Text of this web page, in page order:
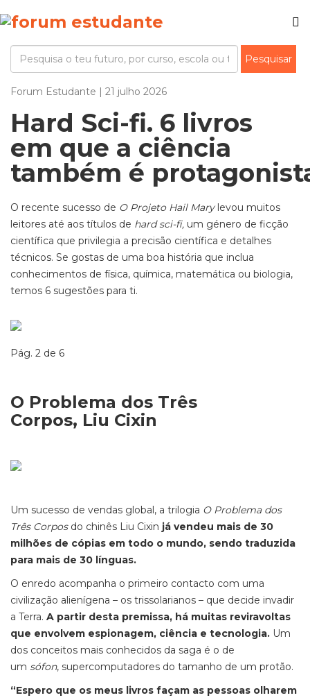
Forum Estudante | 21 julho 2026
Hard Sci-fi. 6 livros
em que a ciência
também é
O recente sucesso de O Projeto Hail Mary levou muitos
leitores até aos títulos de hard sci-fi, um género de ficção
científica que privilegia a precisão científica e detalhes
técnicos. Se gostas de uma boa história que inclua
conhecimentos de física, química, matemática ou biologia,
temos 6 sugestões para ti.
Pág. 2 de 6
O Problema dos Três
Corpos, Liu Cixin
Um sucesso de vendas global, a trilogia O Problema dos
Três Corpos do chinês Liu Cixin já vendeu mais de 30
milhões de cópias em todo o mundo, sendo traduzida
para mais de 30 línguas.
O enredo acompanha o primeiro contacto com uma
civilização alienígena – os trissolarianos – que decide invadir
a Terra. A partir desta premissa, há muitas reviravoltas
que envolvem espionagem, ciência e tecnologia. Um
dos conceitos mais conhecidos da saga é o de
um sófon, supercomputadores do tamanho de um protão.
“Espero que os meus livros façam as pessoas olharem